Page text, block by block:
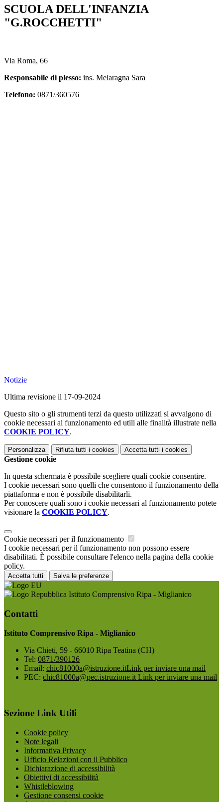
SCUOLA DELL'INFANZIA
"G.ROCCHETTI"
Via Roma, 66
Responsabile di plesso: ins. Melaragna Sara
Telefono: 0871/360576
Notizie
Ultima revisione il 17-09-2024
Questo sito o gli strumenti terzi da questo utilizzati si avvalgono di
cookie necessari al funzionamento ed utili alle finalità illustrate nella
COOKIE POLICY.
Personalizza Rifiuta tutti i cookies Accetta tutti i cookies
Gestione cookie
In questa schermata è possibile scegliere quali cookie consentire.
I cookie necessari sono quelli che consentono il funzionamento della
piattaforma e non è possibile disabilitarli.
Per conoscere quali sono i cookie necessari al funzionamento potete
visionare la COOKIE POLICY.
Cookie necessari per il funzionamento
I cookie necessari per il funzionamento non possono essere
disabilitati. È possibile consultare l'elenco nella pagina della cookie
policy.
Accetta tutti Salva le preferenze
Istituto Comprensivo Ripa - Miglianico
Contatti
Istituto Comprensivo Ripa - Miglianico
Via Chieti, 59 - 66010 Ripa Teatina (CH)
Tel: 0871/390126
Email: chic81000a@istruzione.itLink per inviare una mail
PEC: chic81000a@pec.istruzione.it Link per inviare una mail
Sezione Link Utili
Cookie policy
Note legali
Informativa Privacy
Ufficio Relazioni con il Pubblico
Dichiarazione di accessibilità
Obiettivi di accessibilità
Whistleblowing
Gestione consensi cookie